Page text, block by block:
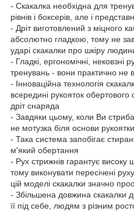
- Скакалка необхідна для
рівнів і боксерів, але і
- Дріт виготовлений з міцного
абсолютно гладкою, тому не
ударі скакалки про шкіру
- Гладкі, ергономічні, нековзні
тренувань - вони практично не
- Інноваційна технологія
всередині рукояток обертового
дріт снаряда
- Завдяки цьому, коли Ви
не мотузка біля основи
- Така система запобігає
м'який обертання
- Рух стрижнів гарантує високу
тому виконувати пересічені
цій моделі скакалки значно
- Збільшена довжина скакалки
її під себе, людям з різним